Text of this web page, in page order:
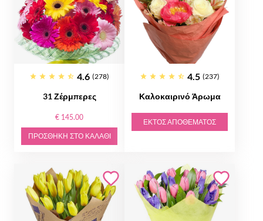
4.6 (278)
31 Ζέρμπερες
€ 145.00
ΠΡΟΣΘΉΚΗ ΣΤΟ ΚΑΛΆΘΙ
4.5 (237)
Καλοκαιρινό Άρωμα
ΕΚΤΌΣ ΑΠΟΘΈΜΑΤΟΣ